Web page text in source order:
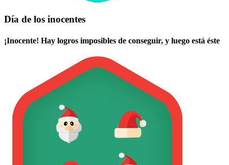
Día de los inocentes
¡Inocente! Hay logros imposibles de conseguir, y luego está éste